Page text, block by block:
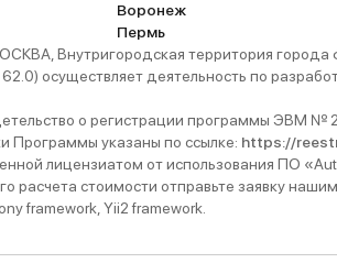
Воронеж
Пермь
Внутригородская территория
деятельность по
о регистрации программы ЭВМ №
Программы указаны по ссылке: https://
лицензиатом от использования ПО
расчета стоимости отправьте заявку
framework, Yii2 framework.